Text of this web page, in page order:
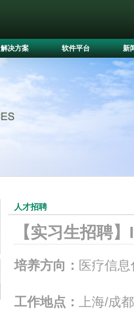
解决方案 软件平台 新
人才招聘
【实习生招聘
培养方向： 医疗信
工作地点： 上海/成都